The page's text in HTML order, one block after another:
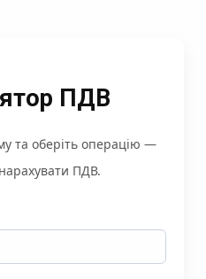
ПДВ
та оберіть операцію —
ПДВ.